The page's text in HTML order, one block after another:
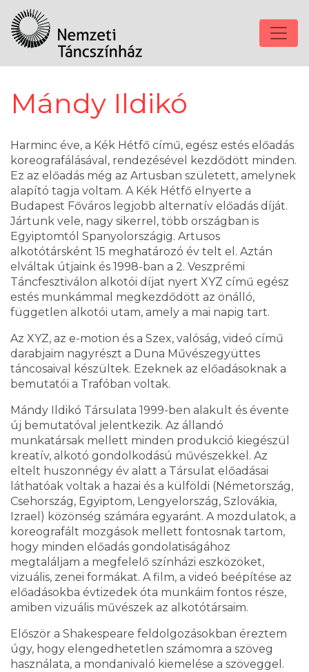
Mándy Ildikó
Harminc éve, a Kék Hétfő című, egész estés előadás
koreografálásával, rendezésével kezdődött minden.
Ez az előadás még az Artusban született, amelynek
alapító tagja voltam. A Kék Hétfő elnyerte a
Budapest Főváros legjobb alternatív előadás díját.
Jártunk vele, nagy sikerrel, több országban is
Egyiptomtól Spanyolországig. Artusos
alkotótársként 15 meghatározó év telt el. Aztán
elváltak útjaink és 1998-ban a 2. Veszprémi
Táncfesztiválon alkotói díjat nyert XYZ című egész
estés munkámmal megkezdődött az önálló,
független alkotói utam, amely a mai napig tart.
Az XYZ, az e-motion és a Szex, valóság, videó című
darabjaim nagyrészt a Duna Művészegyüttes
táncosaival készültek. Ezeknek az előadásoknak a
bemutatói a Trafóban voltak.
Mándy Ildikó Társulata 1999-ben alakult és évente
új bemutatóval jelentkezik. Az állandó
munkatársak mellett minden produkció kiegészül
kreatív, alkotó gondolkodású művészekkel. Az
eltelt huszonnégy év alatt a Társulat előadásai
láthatóak voltak a hazai és a külföldi (Németország,
Csehország, Egyiptom, Lengyelország, Szlovákia,
Izrael) közönség számára egyaránt. A mozdulatok, a
koreografált mozgások mellett fontosnak tartom,
hogy minden előadás gondolatiságához
megtaláljam a megfelelő színházi eszközöket,
vizuális, zenei formákat. A film, a videó beépítése az
előadásokba évtizedek óta munkáim fontos része,
amiben vizuális művészek az alkotótársaim.
Először a Shakespeare feldolgozásokban éreztem
úgy, hogy elengedhetetlen számomra a szöveg
használata, a mondanivaló kiemelése a szöveggel.